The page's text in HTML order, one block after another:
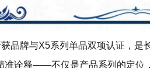
牌与X5系列单品双项认证，是
准诠释——不仅是产品系列的定位